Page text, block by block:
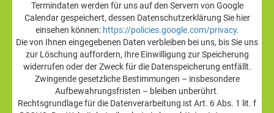
Termindaten werden für uns auf den Servern von Google
Calendar gespeichert, dessen Datenschutzerklärung Sie hier
einsehen können: https://policies.google.com/privacy.
Die von Ihnen eingegebenen Daten verbleiben bei uns, bis Sie uns
zur Löschung auffordern, Ihre Einwilligung zur Speicherung
widerrufen oder der Zweck für die Datenspeicherung entfällt.
Zwingende gesetzliche Bestimmungen – insbesondere
Aufbewahrungsfristen – bleiben unberührt.
Rechtsgrundlage für die Datenverarbeitung ist Art. 6 Abs. 1 lit. f